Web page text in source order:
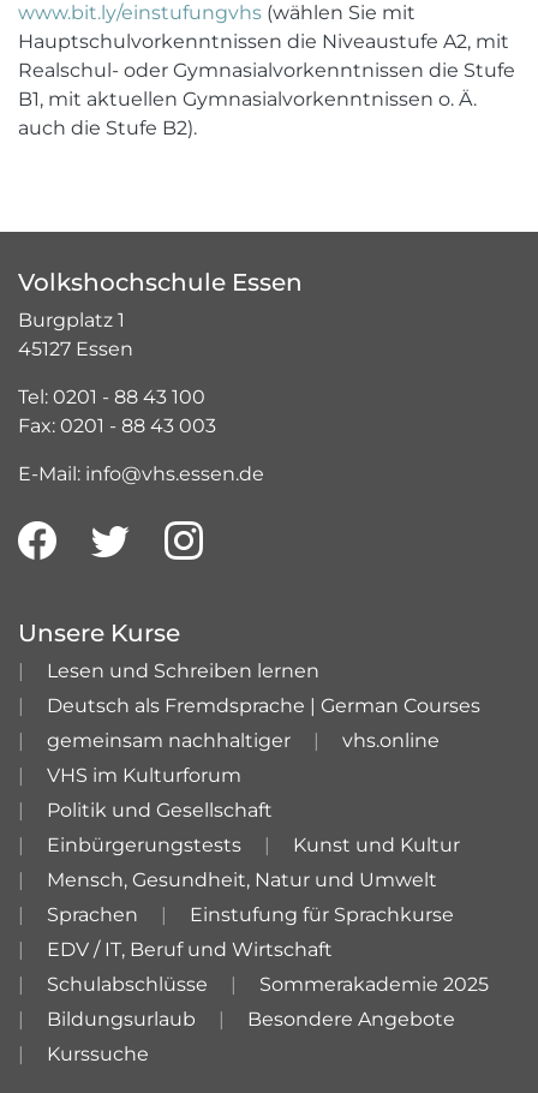
www.bit.ly/einstufungvhs (wählen Sie mit
Hauptschulvorkenntnissen die Niveaustufe A2, mit
Realschul- oder Gymnasialvorkenntnissen die Stufe
B1, mit aktuellen Gymnasialvorkenntnissen o. Ä.
auch die Stufe B2).
Volkshochschule Essen
Burgplatz 1
45127 Essen
Tel: 0201 - 88 43 100
Fax: 0201 - 88 43 003
E-Mail: info@vhs.essen.de
Unsere Kurse
Lesen und Schreiben lernen
Deutsch als Fremdsprache | German Courses
gemeinsam nachhaltiger
vhs.online
VHS im Kulturforum
Politik und Gesellschaft
Einbürgerungstests
Kunst und Kultur
Mensch, Gesundheit, Natur und Umwelt
Sprachen
Einstufung für Sprachkurse
EDV / IT, Beruf und Wirtschaft
Schulabschlüsse
Sommerakademie 2025
Bildungsurlaub
Besondere Angebote
Kurssuche